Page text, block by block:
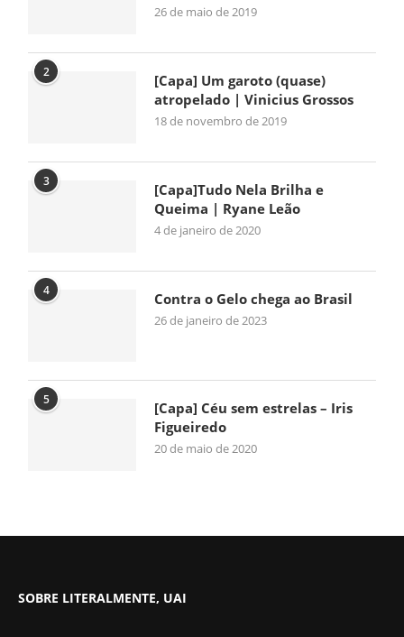
26 de maio de 2019
2
[Capa] Um garoto (quase)
atropelado | Vinicius Grossos
18 de novembro de 2019
3
[Capa]Tudo Nela Brilha e
Queima | Ryane Leão
4 de janeiro de 2020
4 Contra o Gelo chega ao Brasil
26 de janeiro de 2023
5
[Capa] Céu sem estrelas – Iris
Figueiredo
20 de maio de 2020
SOBRE LITERALMENTE, UAI